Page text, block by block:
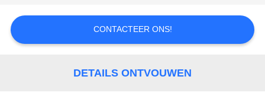
VERZOEK
OM
CONTACTEER ONS!
DETAILS ONTVOUWEN